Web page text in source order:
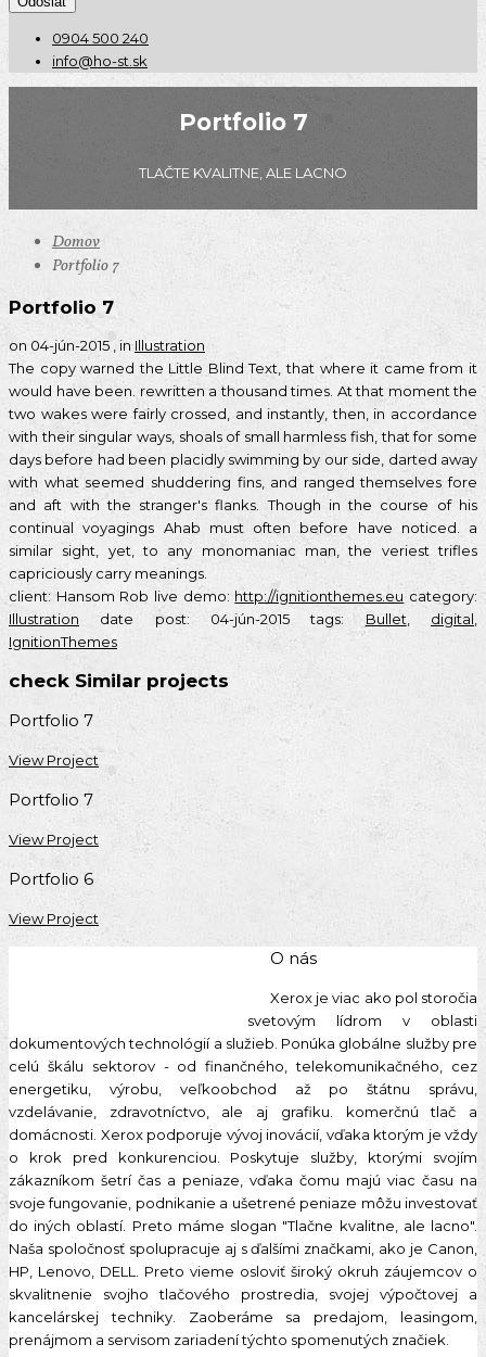
0904 500 240
info@ho-st.sk
Portfolio 7
TLAČTE KVALITNE, ALE LACNO
Domov
Portfolio 7
Portfolio 7
on 04-jún-2015 , inIllustration
The copy warned the Little Blind Text, that where it came from it
would have been. rewritten a thousand times. At that moment the
two wakes were fairly crossed, and instantly, then, in accordance
with their singular ways, shoals of small harmless fish, that for some
days before had been placidly swimming by our side, darted away
with what seemed shuddering fins, and ranged themselves fore
and aft with the stranger's flanks. Though in the course of his
continual voyagings Ahab must often before have noticed. a
similar sight, yet, to any monomaniac man, the veriest trifles
capriciously carry meanings.
client: Hansom Rob live demo: http://ignitionthemes.eu category:
Illustration
date post: 04-jún-2015 tags: Bullet digital
IgnitionThemes
check Similar projects
Portfolio 7
View Project
Portfolio 7
View Project
Portfolio 6
View Project
O nás
Xerox je viac ako pol storočia
svetovým lídrom v oblasti
dokumentových technológií a služieb. Ponúka globálne služby pre
celú škálu sektorov - od finančného, telekomunikačného, cez
energetiku, výrobu, veľkoobchod až po štátnu správu,
vzdelávanie, zdravotníctvo, ale aj grafiku. komerčnú tlač a
domácnosti. Xerox podporuje vývoj inovácií, vďaka ktorým je vždy
o krok pred konkurenciou. Poskytuje služby, ktorými svojím
zákazníkom šetrí čas a peniaze, vďaka čomu majú viac času na
svoje fungovanie, podnikanie a ušetrené peniaze môžu investovať
do iných oblastí. Preto máme slogan "Tlačne kvalitne, ale lacno".
Naša spoločnosť spolupracuje aj s ďalšími značkami, ako je Canon,
HP, Lenovo, DELL. Preto vieme osloviť široký okruh záujemcov o
skvalitnenie svojho tlačového prostredia, svojej výpočtovej a
kancelárskej techniky. Zaoberáme sa predajom, leasingom,
prenájmom a servisom zariadení týchto spomenutých značiek.